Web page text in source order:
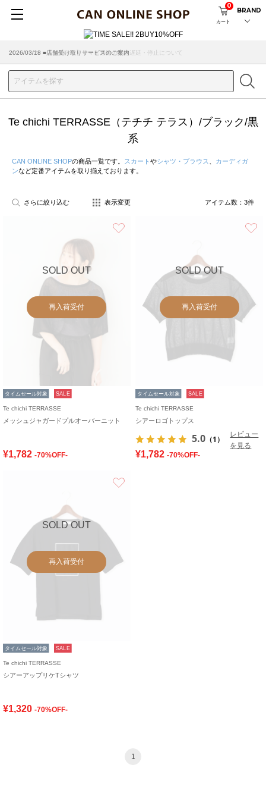
カート
0
BRAND
2026/07/29 ■【お知らせ】ヤマト運輸の配送遅延・停止について
2026/03/18 ■店舗受け取りサービスのご案内
Te chichi TERRASSE（テチチ テラス）/ブラック/黒
系
CAN ONLINE SHOPの商品一覧です。 スカート やシャツ・ブラウス
カーディガ
ンなど定番アイテムを取り揃えております。
さらに絞り込む 表示変更 アイテム数： 3件
SOLD OUT
再入荷受付
タイムセール対象 SALE
Te chichi TERRASSE
メッシュジャガードプルオーバーニット
¥1,782 -70%OFF-
SOLD OUT
再入荷受付
タイムセール対象 SALE
Te chichi TERRASSE
シアーロゴトップス
5.0 （1）
レビュー
を見る
¥1,782 -70%OFF-
SOLD OUT
再入荷受付
タイムセール対象 SALE
Te chichi TERRASSE
シアーアップリケTシャツ
¥1,320 -70%OFF-
1